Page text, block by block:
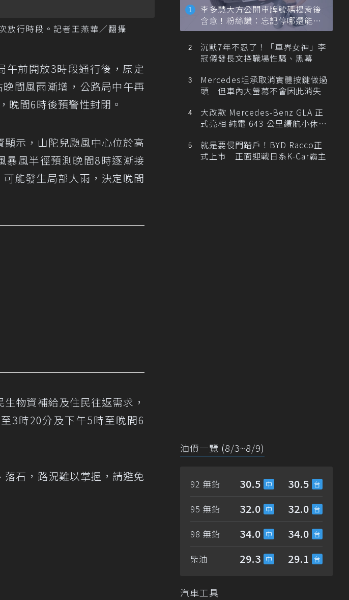
放行時段。記者王燕華／翻攝
午前開放3時段通行後，原定
間風雨漸增，公路局中午再
晚間6時後預警性封閉。
示，山陀兒颱風中心位於高
暴風半徑預測晚間8時逐漸接
能發生局部大雨，決定晚間
物資補給及住民往返需求，
3時20分及下午5時至晚間6
石，路況難以掌握，請避免
李多慧大方公開車牌號碼揭背後
含意！粉絲讚：忘記停哪還能幫
忙找車
沉默7年不忍了！「車界女神」李
冠儀發長文控職場性騷、黑幕
Mercedes坦承取消實體按鍵做過
頭 但車內大螢幕不會因此消失
大改款 Mercedes-Benz GLA 正
式亮相 純電 643 公里續航小休
就是要侵門踏戶！BYD Racco正
式上市 正面迎戰日系K-Car霸主
油價一覽 (8/3~8/9)
92 無鉛 30.5 30.5
95 無鉛 32.0 32.0
98 無鉛 34.0 34.0
柴油 29.3 29.1
汽車工具